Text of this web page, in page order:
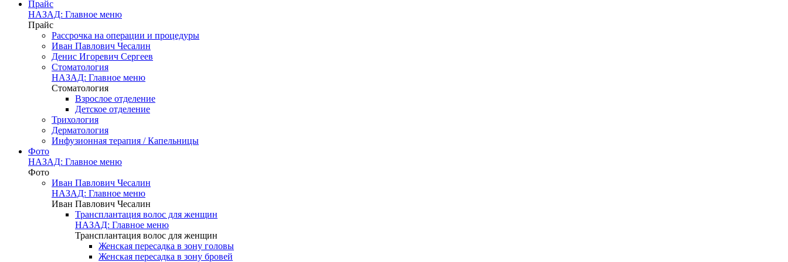
Прайс
НАЗАД: Главное меню
Прайс
Рассрочка на операции и процедуры
Иван Павлович Чесалин
Денис Игоревич Сергеев
Стоматология
НАЗАД: Главное меню
Стоматология
Взрослое отделение
Детское отделение
Трихология
Дерматология
Инфузионная терапия / Капельницы
Фото
НАЗАД: Главное меню
Фото
Иван Павлович Чесалин
НАЗАД: Главное меню
Иван Павлович Чесалин
Трансплантация волос для женщин
НАЗАД: Главное меню
Трансплантация волос для женщин
Женская пересадка в зону головы
Женская пересадка в зону бровей